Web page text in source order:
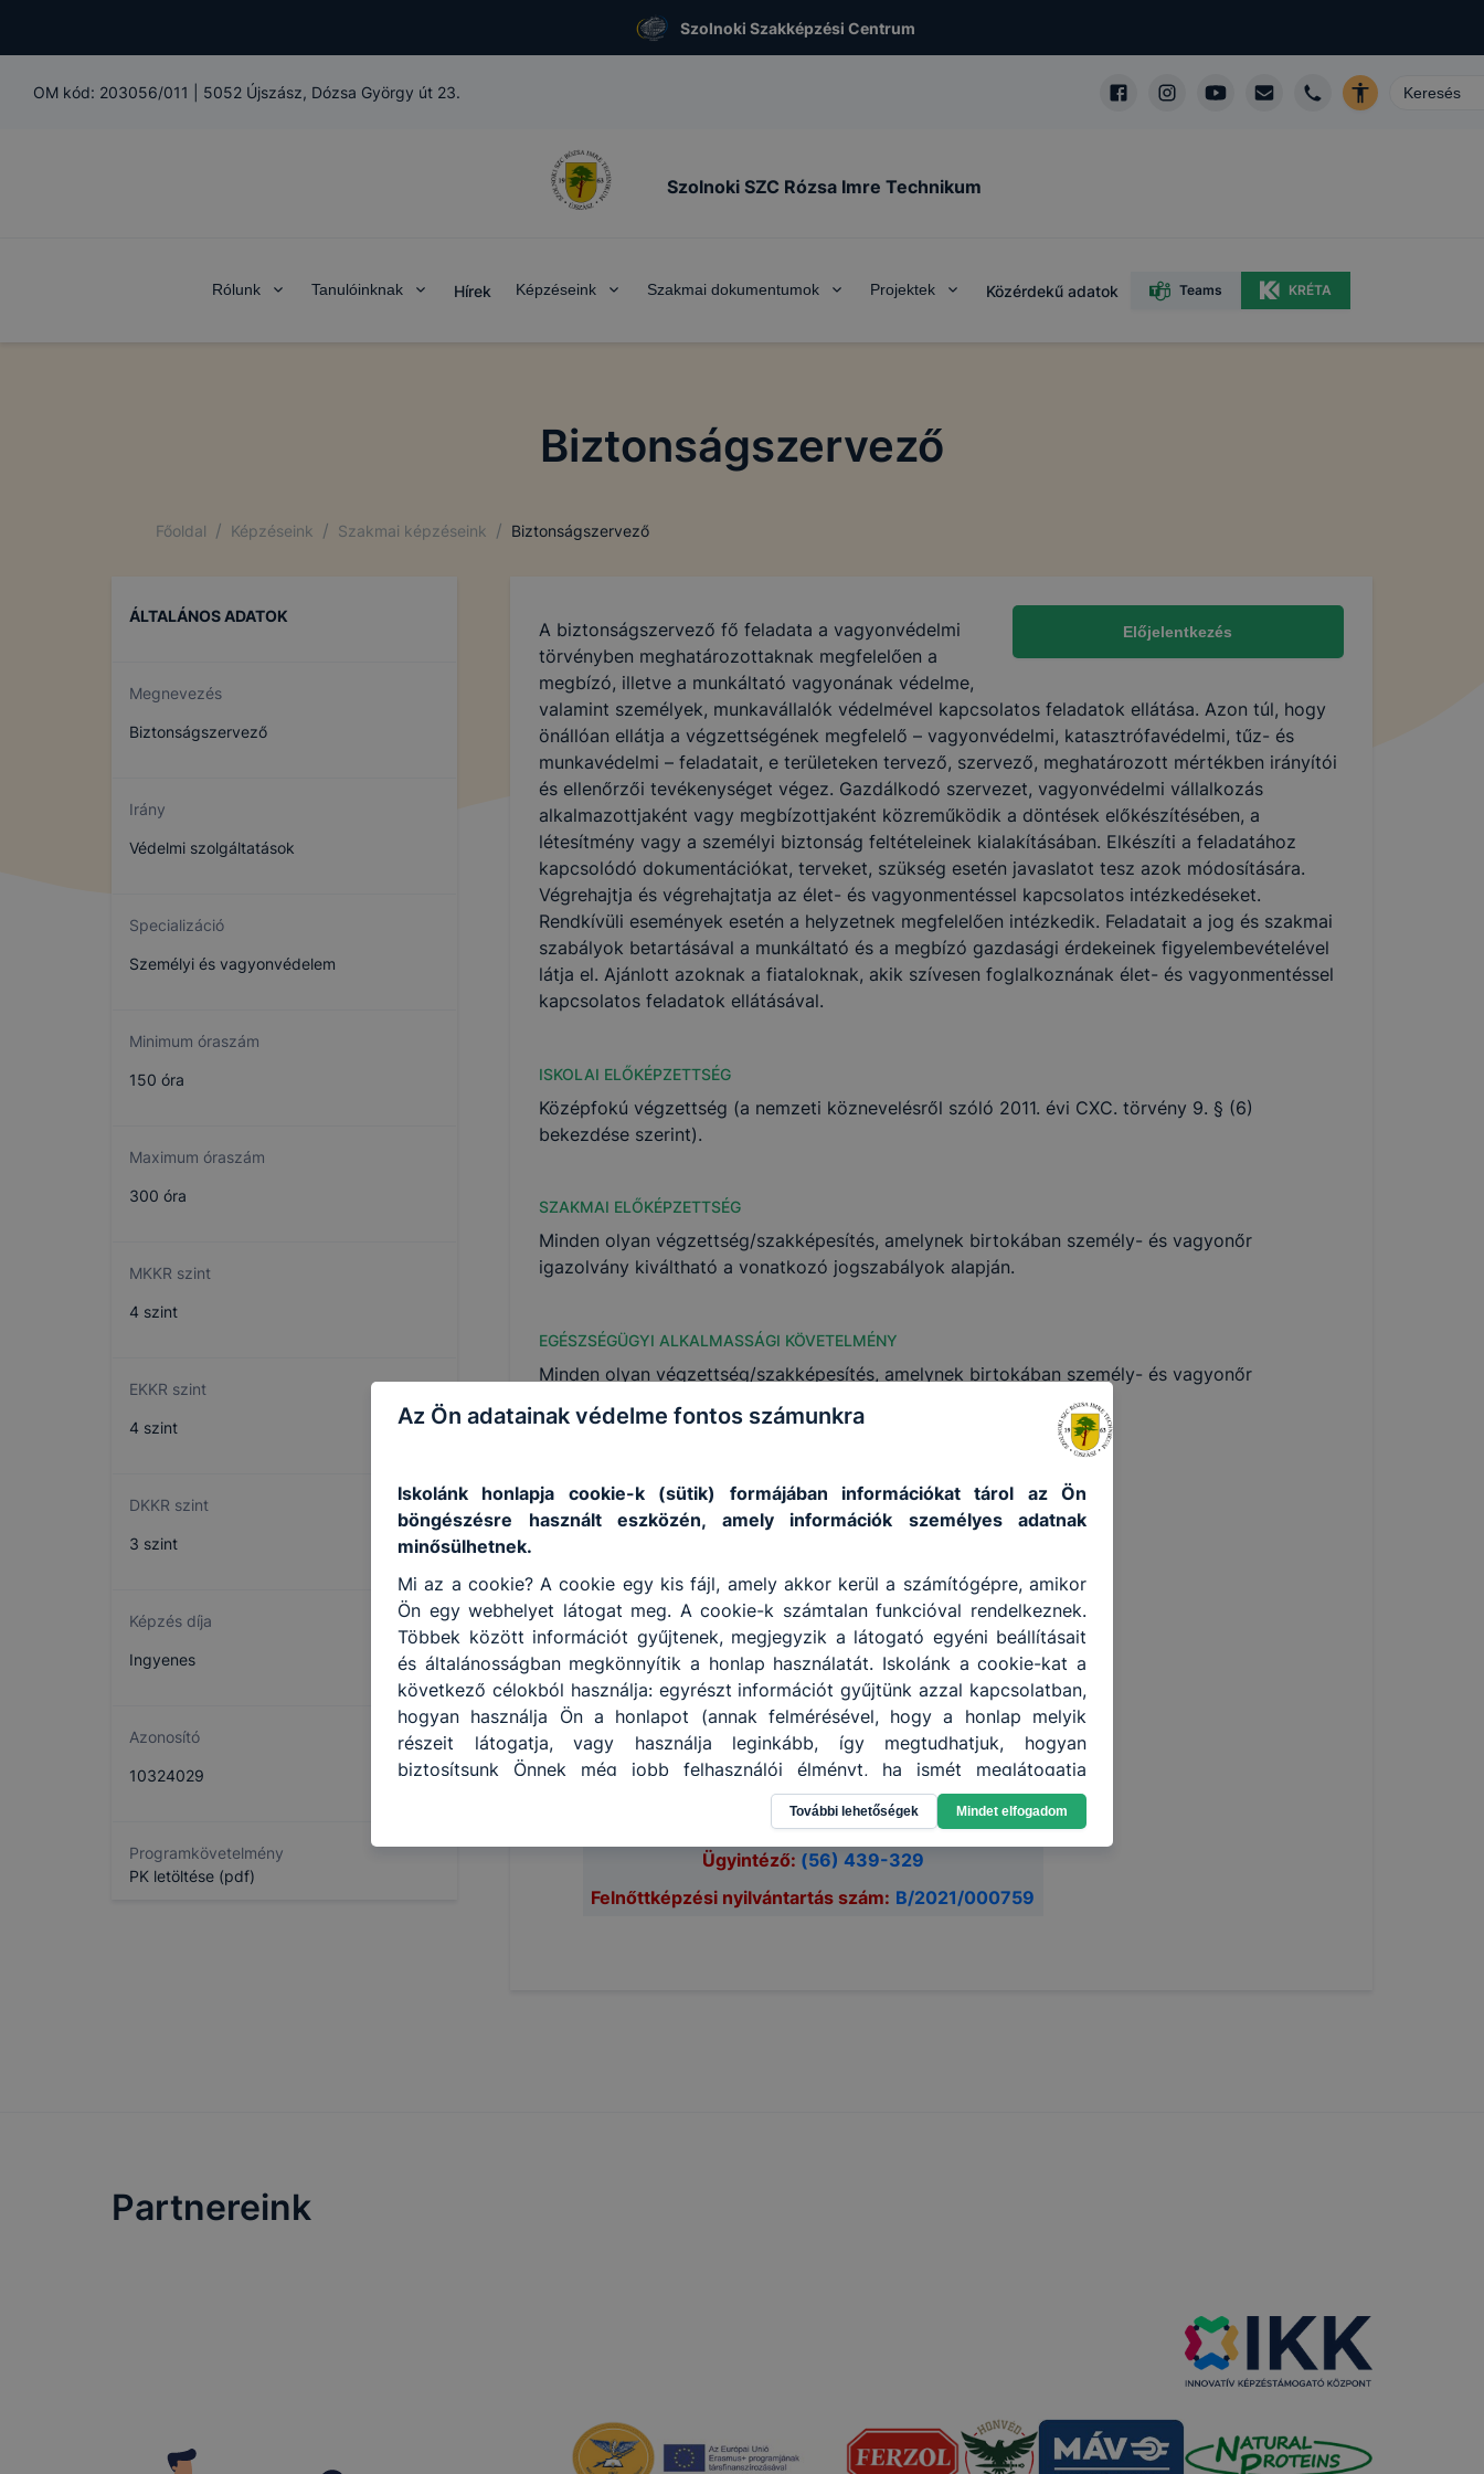
Szolnoki Szakképzési Centrum
OM kód: 203056/011 5052 Újszász, Dózsa György út 23.
Szolnoki SZC Rózsa Imre Technikum
Rólunk Tanulóinknak Hírek Képzéseink Szakmai dokumentumok Projektek Közérdekű adatok Teams KRÉTA
Biztonságszervező
Főoldal / Képzéseink / Szakmai képzéseink / Biztonságszervező
ÁLTALÁNOS ADATOK
Megnevezés
Biztonságszervező
Irány
Védelmi szolgáltatások
Specializáció
Személyi és vagyonvédelem
Minimum óraszám
150 óra
Maximum óraszám
300 óra
MKKR szint
4 szint
EKKR szint
4 szint
DKKR szint
3 szint
Képzés díja
Ingyenes
Azonosító
10324029
Programkövetelmény
PK letöltése (pdf)
Előjelentkezés
A biztonságszervező fő feladata a vagyonvédelmi
törvényben meghatározottaknak megfelelően a
megbízó, illetve a munkáltató vagyonának védelme,
valamint személyek, munkavállalók védelmével kapcsolatos feladatok ellátása. Azon túl, hogy
önállóan ellátja a végzettségének megfelelő – vagyonvédelmi, katasztrófavédelmi, tűz- és
munkavédelmi – feladatait, e területeken tervező, szervező, meghatározott mértékben irányítói
és ellenőrzői tevékenységet végez. Gazdálkodó szervezet, vagyonvédelmi vállalkozás
alkalmazottjaként vagy megbízottjaként közreműködik a döntések előkészítésében, a
létesítmény vagy a személyi biztonság feltételeinek kialakításában. Elkészíti a feladatához
kapcsolódó dokumentációkat, terveket, szükség esetén javaslatot tesz azok módosítására.
Végrehajtja és végrehajtatja az élet- és vagyonmentéssel kapcsolatos intézkedéseket.
Rendkívüli események esetén a helyzetnek megfelelően intézkedik. Feladatait a jog és szakmai
szabályok betartásával a munkáltató és a megbízó gazdasági érdekeinek figyelembevételével
látja el. Ajánlott azoknak a fiataloknak, akik szívesen foglalkoznának élet- és vagyonmentéssel
kapcsolatos feladatok ellátásával.
ISKOLAI ELŐKÉPZETTSÉG
Középfokú végzettség (a nemzeti köznevelésről szóló 2011. évi CXC. törvény 9. § (6)
bekezdése szerint).
SZAKMAI ELŐKÉPZETTSÉG
Minden olyan végzettség/szakképesítés, amelynek birtokában személy- és vagyonőr
igazolvány kiváltható a vonatkozó jogszabályok alapján.
EGÉSZSÉGÜGYI ALKALMASSÁGI KÖVETELMÉNY
Minden olyan végzettség/szakképesítés, amelynek birtokában személy- és vagyonőr
Nem szükséges.
ISKOLASPECIFIKUS INFORMÁCIÓK A KÉPZÉSHEZ
📆 KÉPZÉS DÁTUMAI
Képzés időtartama:150 óra
Beiratkozás:folyamatosan
Indítás:egyeztetés alatt
Tervezett befejezés:egyeztetés alatt
⏰ KÉPZÉSI IDŐPONTOK
(jelenléti)
Ügyintéző: (56) 439-329
Felnőttképzési nyilvántartás szám: B/2021/000759
Partnereink
Az Ön adatainak védelme fontos számunkra
Iskolánk honlapja cookie-k (sütik) formájában információkat tárol az Ön
böngészésre használt eszközén, amely információk személyes adatnak
minősülhetnek.
Mi az a cookie? A cookie egy kis fájl, amely akkor kerül a számítógépre, amikor
Ön egy webhelyet látogat meg. A cookie-k számtalan funkcióval rendelkeznek.
Többek között információt gyűjtenek, megjegyzik a látogató egyéni beállításait
és általánosságban megkönnyítik a honlap használatát. Iskolánk a cookie-kat a
következő célokból használja: egyrészt információt gyűjtünk azzal kapcsolatban,
hogyan használja Ön a honlapot (annak felmérésével, hogy a honlap melyik
részeit látogatja, vagy használja leginkább, így megtudhatjuk, hogyan
biztosítsunk Önnek még jobb felhasználói élményt, ha ismét meglátogatja
oldalunkat). Másrészt a honlap fejlesztése céljából.
Hogyan ellenőrizheti és hogyan tudja kikapcsolni a cookie-kat? Minden modern
böngésző engedélyezi a cookie-k beállításának a változtatását. A legtöbb
böngésző alapértelmezettként automatikusan elfogadja a cookie-kat, de ezek
általában megváltoztathatók. Felhívjuk figyelmét, hogy mivel a cookie-k célja
További lehetőségek Mindet elfogadom